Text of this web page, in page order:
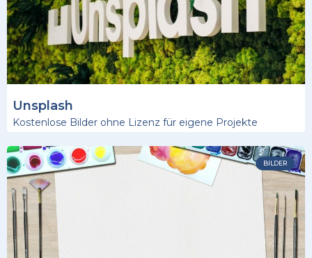
Unsplash
Kostenlose Bilder ohne Lizenz für eigene Projekte
BILDER